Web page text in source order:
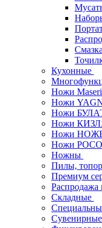
Смазка
Кухонные
Ножи
Ножи
Ножи
Ножи
Ножи
Ножи
Ножны
Пилы,
Премиум
Складные